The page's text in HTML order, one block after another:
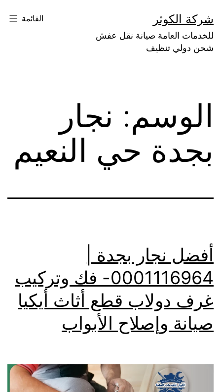
إلى
المحتوى
شركة الكوثر
للخدمات العامة صيانة نقل عفش
شحن دولي تنظيف
القائمة
الوسم: نجار
بجدة حي النعيم
أفضل نجار بجدة |
0001116964- فك وتركيب
غرف دولاب قطع أثاث أيكيا
صيانة وإصلاح الأبواب